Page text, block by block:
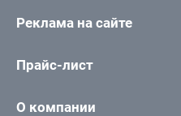
Реклама на сайте
Прайс-лист
О компании